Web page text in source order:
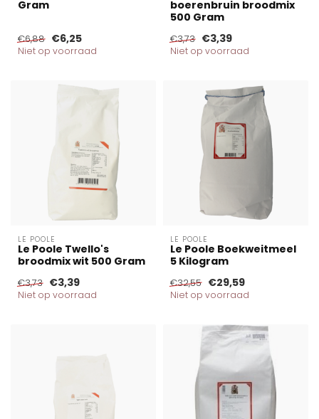
Gram
€6,88 €6,25
Niet op voorraad
boerenbruin broodmix
500 Gram
€3,73 €3,39
Niet op voorraad
LE POOLE
Le Poole Twello's
broodmix wit 500 Gram
€3,73 €3,39
Niet op voorraad
LE POOLE
Le Poole Boekweitmeel
5 Kilogram
€32,55 €29,59
Niet op voorraad